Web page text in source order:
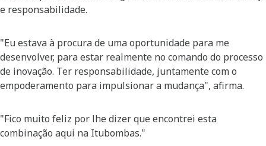
e responsabilidade.
"Eu estava à procura de uma oportunidade para me
desenvolver, para estar realmente no comando do processo
de inovação. Ter responsabilidade, juntamente com o
empoderamento para impulsionar a mudança", afirma.
"Fico muito feliz por lhe dizer que encontrei esta
combinação aqui na Itubombas."